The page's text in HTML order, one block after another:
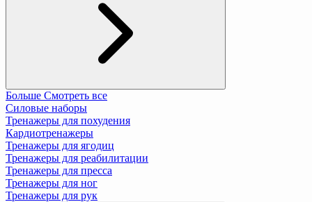
Больше Смотреть все
Силовые наборы
Тренажеры для похудения
Кардиотренажеры
Тренажеры для ягодиц
Тренажеры для реабилитации
Тренажеры для пресса
Тренажеры для ног
Тренажеры для рук